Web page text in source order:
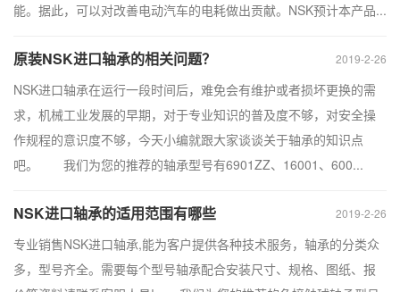
能。据此，可以对改善电动汽车的电耗做出贡献。NSK预计本产品...
2019-2-26
原装NSK进口轴承的相关问题？
NSK进口轴承在运行一段时间后，难免会有维护或者损坏更换的需
求，机械工业发展的早期，对于专业知识的普及度不够，对安全操
作规程的意识度不够，今天小编就跟大家谈谈关于轴承的知识点
吧。 我们为您的推荐的轴承型号有6901ZZ、16001、600...
2019-2-26
NSK进口轴承的适用范围有哪些
专业销售NSK进口轴承,能为客户提供各种技术服务，轴承的分类众
多，型号齐全。需要每个型号轴承配合安装尺寸、规格、图纸、报